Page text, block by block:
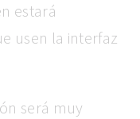
estará
usen la interfaz
será muy